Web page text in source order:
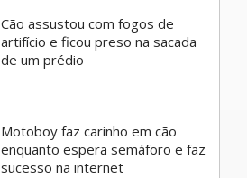
Cão assustou com fogos de
artifício e ficou preso na sacada
de um prédio
Motoboy faz carinho em cão
enquanto espera semáforo e faz
sucesso na internet